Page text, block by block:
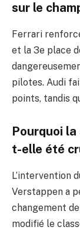
sur le
Ferrari
et la 3e place
pilotes. Audi
points, tandis
Pourquoi
t-elle été
L’intervention
Verstappen a
changement
modifié le